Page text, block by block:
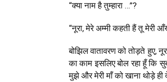
“क्या नाम है तुम्हारा …”?
“नूरा, मेरे अम्मी कहती हैं तू मेरी
बोझिल वातावरण को तोड़ते हुए,
का काम इसलिए बोल रहा हूँ कि
मुझे और मेरी माँ को खाना थोड़े ही